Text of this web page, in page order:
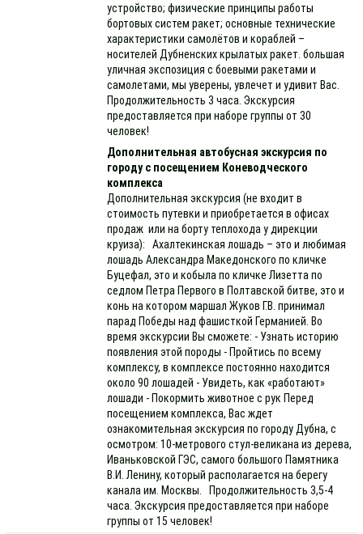
устройство; физические принципы работы
бортовых систем ракет; основные технические
характеристики самолётов и кораблей –
носителей Дубненских крылатых ракет. большая
уличная экспозиция с боевыми ракетами и
самолетами, мы уверены, увлечет и удивит Вас.
Продолжительность 3 часа. Экскурсия
предоставляется при наборе группы от 30
человек!
Дополнительная автобусная экскурсия по
городу с посещением Коневодческого
комплекса
Дополнительная экскурсия (не входит в
стоимость путевки и приобретается в офисах
продаж или на борту теплохода у дирекции
круиза): Ахалтекинская лошадь – это и любимая
лошадь Александра Македонского по кличке
Буцефал, это и кобыла по кличке Лизетта по
седлом Петра Первого в Полтавской битве, это и
конь на котором маршал Жуков Г.В. принимал
парад Победы над фашисткой Германией. Во
время экскурсии Вы сможете: - Узнать историю
появления этой породы - Пройтись по всему
комплексу, в комплексе постоянно находится
около 90 лошадей - Увидеть, как «работают»
лошади - Покормить животное с рук Перед
посещением комплекса, Вас ждет
ознакомительная экскурсия по городу Дубна, с
осмотром: 10-метрового стул-великана из дерева,
Иваньковской ГЭС, самого большого Памятника
В.И. Ленину, который располагается на берегу
канала им. Москвы. Продолжительность 3,5-4
часа. Экскурсия предоставляется при наборе
группы от 15 человек!